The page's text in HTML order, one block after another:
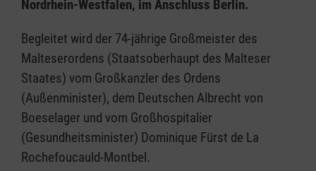
Nordrhein-Westfalen, im Anschluss Berlin.
Begleitet wird der 74-jährige Großmeister des
Malteserordens (Staatsoberhaupt des Malteser
Staates) vom Großkanzler des Ordens
(Außenminister), dem Deutschen Albrecht von
Boeselager und vom Großhospitalier
(Gesundheitsminister) Dominique Fürst de La
Rochefoucauld-Montbel.